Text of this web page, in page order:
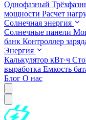
Однофазный
мощности Расчет
Солнечная энергия
Солнечные панели
банк Контроллер
Энергия
Калькулятор кВт·ч
выработка Емкость
Блог О нас